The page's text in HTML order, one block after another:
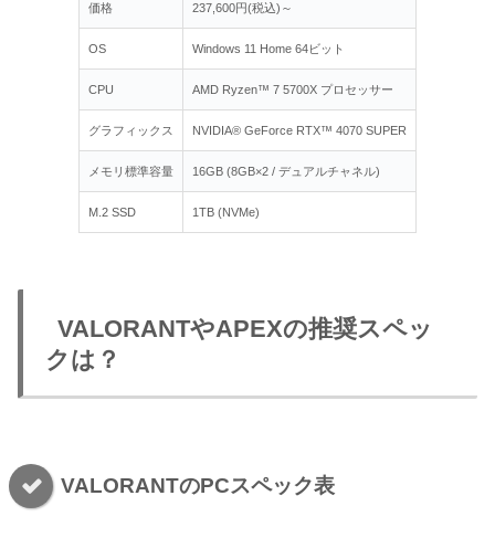
価格 237,600円(税込)～
OS Windows 11 Home 64ビット
CPU AMD Ryzen™ 7 5700X プロセッサー
グラフィックス NVIDIA® GeForce RTX™ 4070 SUPER
メモリ標準容量 16GB (8GB×2 / デュアルチャネル)
M.2 SSD 1TB (NVMe)
VALORANTやAPEXの推奨スペッ
クは？
VALORANTのPCスペック表